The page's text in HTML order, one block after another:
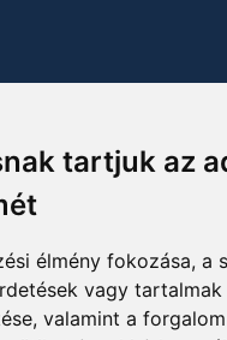
tartjuk az
élmény fokozása, a
vagy tartalmak
valamint a